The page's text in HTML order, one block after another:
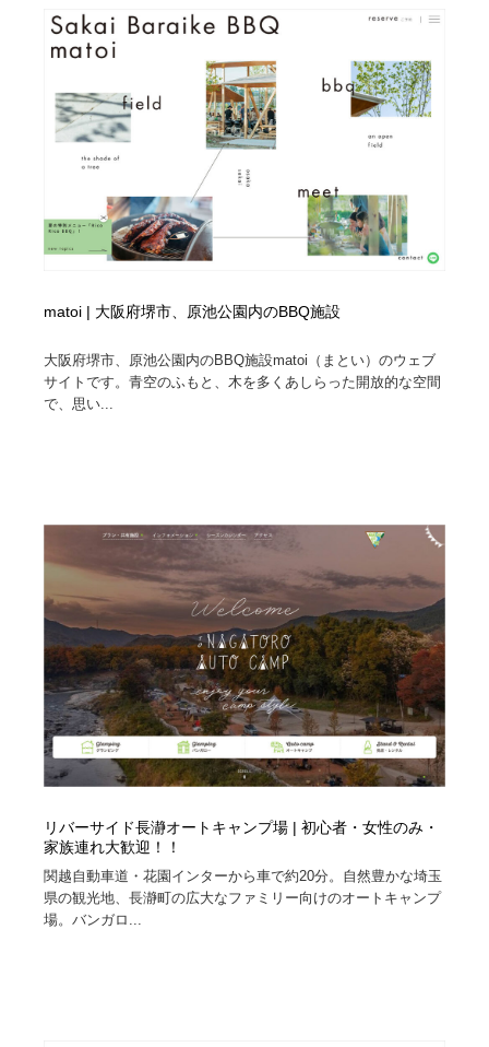
matoi | 大阪府堺市、原池公園内のBBQ施設
大阪府堺市、原池公園内のBBQ施設matoi（まとい）のウェブ
サイトです。青空のふもと、木を多くあしらった開放的な空間
で、思い...
リバーサイド長瀞オートキャンプ場 | 初心者・女性のみ・
家族連れ大歓迎！！
関越自動車道・花園インターから車で約20分。自然豊かな埼玉
県の観光地、長瀞町の広大なファミリー向けのオートキャンプ
場。バンガロ...